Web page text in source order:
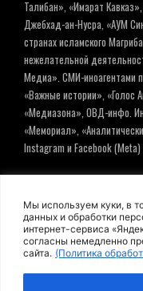
Мы используем куки, в
данных и обработки
интернет-сервиса
согласны немедленно
сайта. (Политика
Талибан», «Имарат
Джебхад-ан-Нусра, «АУМ
странах исламского
нежелательной
Медиа». СМИ-иноагентами
«Важные истории», «Голос
«Медиазона», ОВД-инфо.
«Мемориал»,
Instagram и Facebook
© ИНФОРМАЦИОННОЕ